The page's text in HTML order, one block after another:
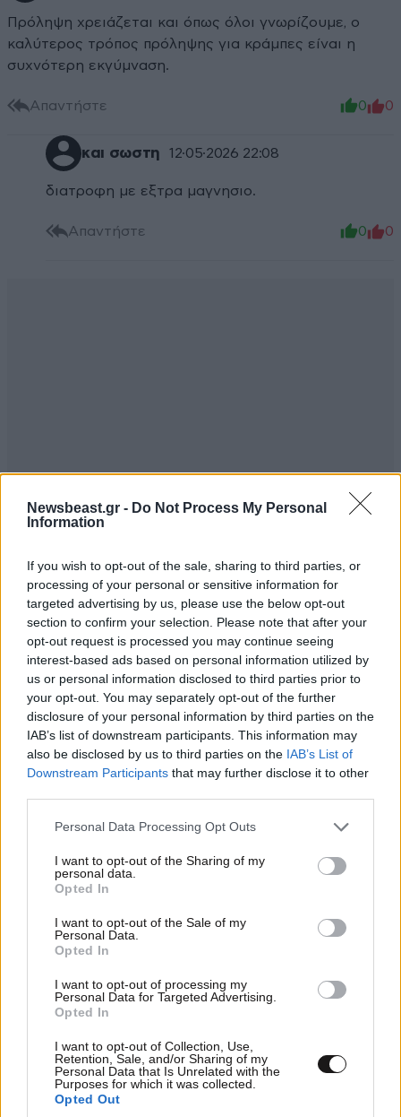
Newsbeast.gr - Do Not Process My Personal
Information
If you wish to opt-out of the sale, sharing to third parties, or
processing of your personal or sensitive information for
targeted advertising by us, please use the below opt-out
section to confirm your selection. Please note that after your
opt-out request is processed you may continue seeing
interest-based ads based on personal information utilized by
us or personal information disclosed to third parties prior to
your opt-out. You may separately opt-out of the further
disclosure of your personal information by third parties on the
IAB’s list of downstream participants. This information may
also be disclosed by us to third parties on the IAB’s List of
Downstream Participants that may further disclose it to other
Please note that this website/app uses one or more Google
not limited to your visit or usage behaviour. You may click to
grant or deny consent to Google and its third-party tags to
use your data for below specified purposes in below Google
consent section.
Personal Data Processing Opt Outs
I want to opt-out of the Sharing of my
personal data.
Opted In
I want to opt-out of the Sale of my
Personal Data.
Opted In
I want to opt-out of processing my
Personal Data for Targeted Advertising.
Opted In
I want to opt-out of Collection, Use,
Retention, Sale, and/or Sharing of my
Personal Data that Is Unrelated with the
Purposes for which it was collected.
Opted Out
Πρόληψη χρειάζεται και όπως όλοι γνωρίζουμε, ο
καλύτερος τρόπος πρόληψης για κράμπες είναι η
συχνότερη εκγύμναση.
Απαντήστε 0 0
και σωστη 12·05·2026 22:08
διατροφη με εξτρα μαγνησιο.
Απαντήστε 0 0
TRENDING
Βίντεο-ντοκουμέντο από το θανατηφόρο
τροχαίο στις Σέρρες: Η στιγμή που το ΙΧ μπαίνει
και μητέρα